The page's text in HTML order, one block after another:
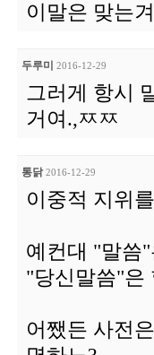
이말은 맞는
두루미 2016-12-29
그러게 항시
거여.,ㅉㅉ
통닭 2016-12-29
이중적 지위
예컨대 "말씀
"당신말씀"은
어쨌든 사전